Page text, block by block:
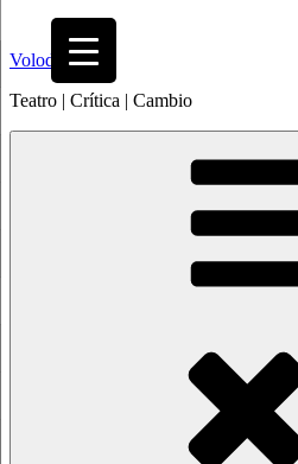
contenido
Volodia
Teatro | Crítica | Cambio